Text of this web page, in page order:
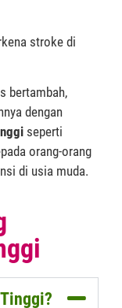
stroke di
bertambah,
dengan
seperti
orang-orang
di usia muda.